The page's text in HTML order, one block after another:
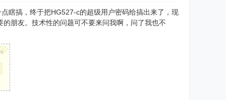
瞎搞，终于把HG527-c的超级用户密码给搞出来了，现
朋友。技术性的问题可不要来问我啊，问了我也不
×